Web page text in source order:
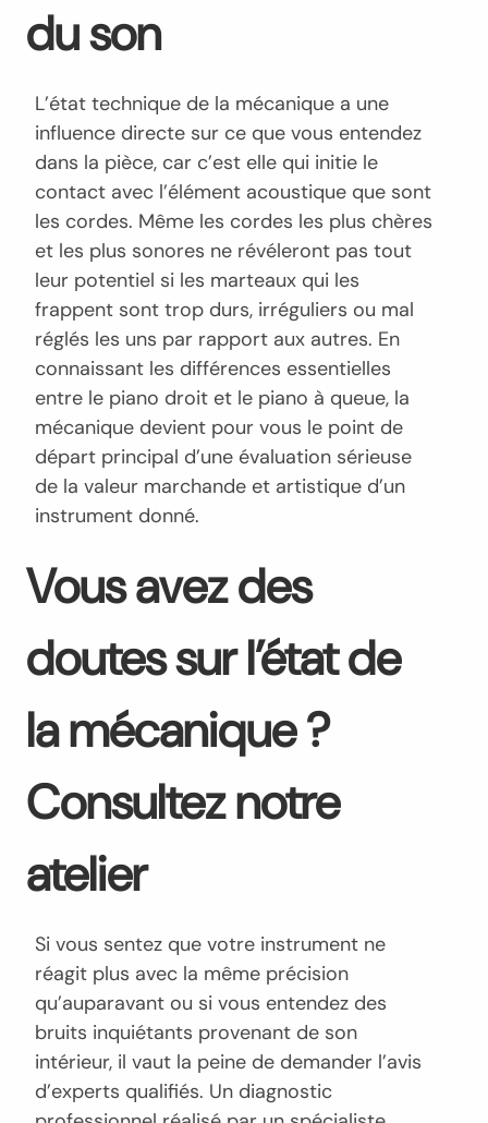
du son
L’état technique de la mécanique a une
influence directe sur ce que vous entendez
dans la pièce, car c’est elle qui initie le
contact avec l’élément acoustique que sont
les cordes. Même les cordes les plus chères
et les plus sonores ne révéleront pas tout
leur potentiel si les marteaux qui les
frappent sont trop durs, irréguliers ou mal
réglés les uns par rapport aux autres. En
connaissant les différences essentielles
entre le piano droit et le piano à queue, la
mécanique devient pour vous le point de
départ principal d’une évaluation sérieuse
de la valeur marchande et artistique d’un
instrument donné.
Vous avez des
doutes sur l’état de
la mécanique ?
Consultez notre
atelier
Si vous sentez que votre instrument ne
réagit plus avec la même précision
qu’auparavant ou si vous entendez des
bruits inquiétants provenant de son
intérieur, il vaut la peine de demander l’avis
d’experts qualifiés. Un diagnostic